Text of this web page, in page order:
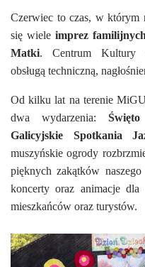
Czerwiec to czas, w którym
się wiele imprez
Matki. Centrum Kultury
obsługą techniczną,
Od kilku lat na terenie
dwa wydarzenia:
Galicyjskie Spotkania
muszyńskie ogrody
pięknych zakątków
koncerty oraz animacje dla
mieszkańców oraz turystów.